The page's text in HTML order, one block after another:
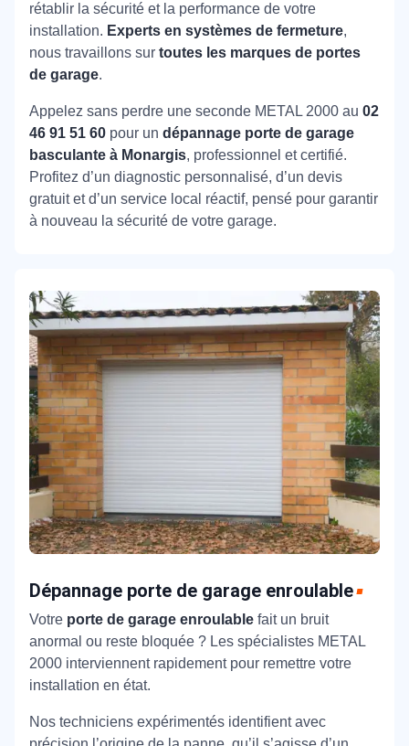
rétablir la sécurité et la performance de votre
installation. Experts en systèmes de fermeture,
nous travaillons sur toutes les marques de portes
de garage.
Appelez sans perdre une seconde METAL 2000 au 02
46 91 51 60 pour un dépannage porte de garage
basculante à Monargis, professionnel et certifié.
Profitez d’un diagnostic personnalisé, d’un devis
gratuit et d’un service local réactif, pensé pour garantir
à nouveau la sécurité de votre garage.
Dépannage porte de garage enroulable
Votre porte de garage enroulable fait un bruit
anormal ou reste bloquée ? Les spécialistes METAL
2000 interviennent rapidement pour remettre votre
installation en état.
Nos techniciens expérimentés identifient avec